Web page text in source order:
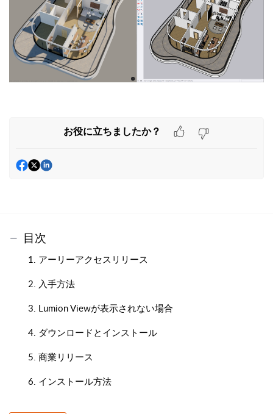
お役に立ちましたか？
目次
1. アーリーアクセスリリース
2. 入手方法
3. Lumion Viewが表示されない場合
4. ダウンロードとインストール
5. 商業リリース
6. インストール方法